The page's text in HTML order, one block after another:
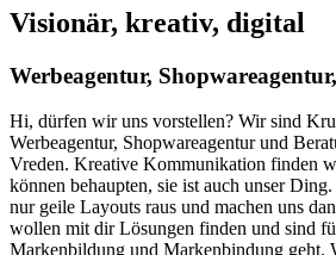
Visionär, kreativ, digital
Werbeagentur,
Hi, dürfen wir uns vorstellen? Wir sind
Werbeagentur, Shopwareagentur und
Vreden. Kreative Kommunikation finden
können behaupten, sie ist auch unser
nur geile Layouts raus und machen uns
wollen mit dir Lösungen finden und sind
Markenbildung und Markenbindung geht.